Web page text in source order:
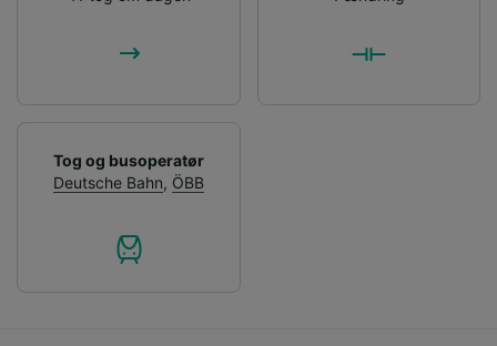
Tog og busoperatør
Deutsche Bahn, ÖBB